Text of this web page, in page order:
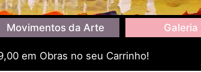
Movimentos da Arte Galeria
em Obras no seu Carrinho!